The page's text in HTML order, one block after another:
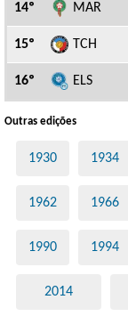
14º MAR
15º TCH
16º ELS
Outras edições
1930 1934
1962 1966
1990 1994
2014